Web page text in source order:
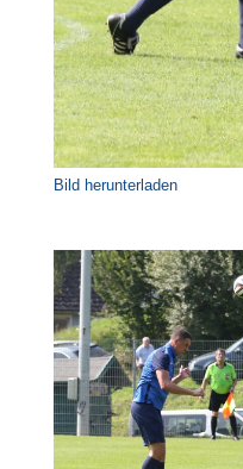
Bild herunterladen